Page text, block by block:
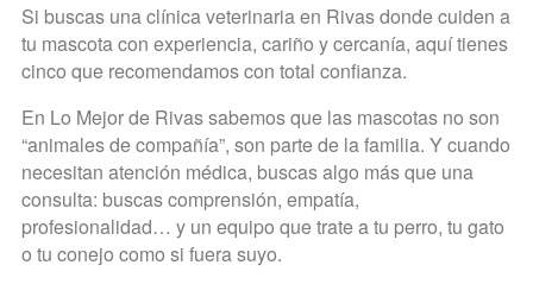
Si buscas una clínica veterinaria en Rivas donde cuiden a
tu mascota con experiencia, cariño y cercanía, aquí tienes
cinco que recomendamos con total confianza.
En Lo Mejor de Rivassabemos que las mascotas no son
“animales de compañía”, son parte de la familia. Y cuando
necesitan atención médica, buscas algo más que una
consulta: buscas comprensión, empatía,
profesionalidad… y un equipo que trate a tu perro, tu gato
o tu conejo como si fuera suyo.